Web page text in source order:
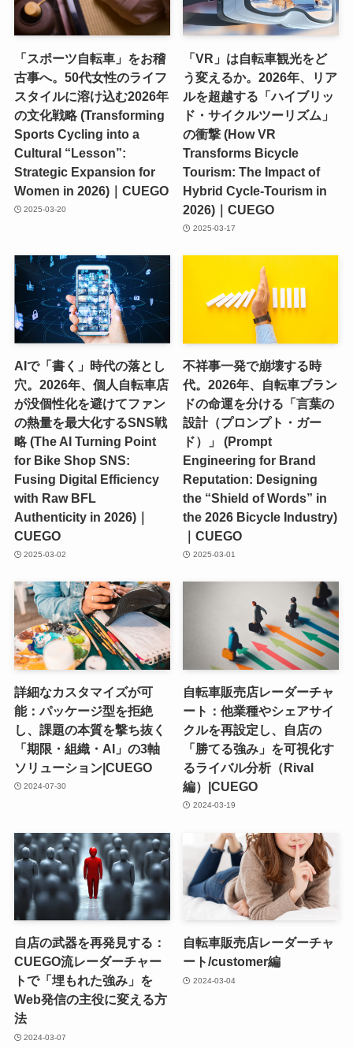
「スポーツ自転車」をお稽
古事へ。50代女性のライフ
スタイルに溶け込む2026年
の文化戦略 (Transforming
Sports Cycling into a
Cultural “Lesson”:
Strategic Expansion for
Women in 2026)｜CUEGO
2025-03-20
「VR」は自転車観光をど
う変えるか。2026年、リア
ルを超越する「ハイブリッ
ド・サイクルツーリズム」
の衝撃 (How VR
Transforms Bicycle
Tourism: The Impact of
Hybrid Cycle-Tourism in
2026)｜CUEGO
2025-03-17
AIで「書く」時代の落とし
穴。2026年、個人自転車店
が没個性化を避けてファン
の熱量を最大化するSNS戦
略 (The AI Turning Point
for Bike Shop SNS:
Fusing Digital Efficiency
with Raw BFL
Authenticity in 2026)｜
CUEGO
2025-03-02
不祥事一発で崩壊する時
代。2026年、自転車ブラン
ドの命運を分ける「言葉の
設計（プロンプト・ガー
ド）」 (Prompt
Engineering for Brand
Reputation: Designing
the “Shield of Words” in
the 2026 Bicycle Industry)
｜CUEGO
2025-03-01
詳細なカスタマイズが可
能：パッケージ型を拒絶
し、課題の本質を撃ち抜く
「期限・組織・AI」の3軸
ソリューション|CUEGO
2024-07-30
自転車販売店レーダーチャ
ート：他業種やシェアサイ
クルを再設定し、自店の
「勝てる強み」を可視化す
るライバル分析（Rival
編）|CUEGO
2024-03-19
自店の武器を再発見する：
CUEGO流レーダーチャー
トで「埋もれた強み」を
Web発信の主役に変える方
法
2024-03-07
自転車販売店レーダーチャ
ート/customer編
2024-03-04